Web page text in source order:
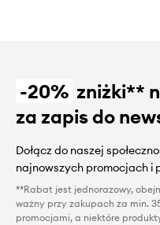
-20% zniżki**
za zapis do
Dołącz do naszej
najnowszych promocjach i
**Rabat jest jednorazowy,
ważny przy zakupach za min.
promocjami, a niektóre